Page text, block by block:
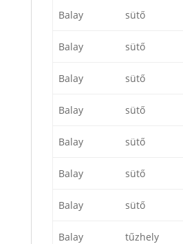
Balay sütő
Balay sütő
Balay sütő
Balay sütő
Balay sütő
Balay sütő
Balay sütő
Balay tűzhely